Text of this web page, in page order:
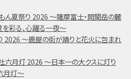
夏祭り 2026 ～薩摩富士・開聞岳の麓
を彩る、心躍る一夜～
2026 ～鹿屋の街が踊りと花火に包まれ
月灯 2026 ～日本一の大クスに灯り
月灯～